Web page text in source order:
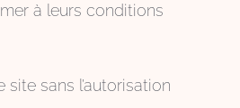
à leurs conditions
sans l’autorisation